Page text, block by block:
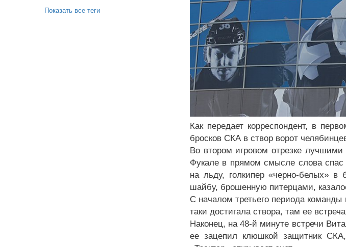
Показать все теги
Как передает корреспондент, в
бросков СКА в створ ворот
Во втором игровом отрезке
Фукале в прямом смысле слова
на льду, голкипер «черно-белых»
шайбу, брошенную питерцами,
С началом третьего периода
таки достигала створа, там ее
Наконец, на 48-й минуте встречи
ее зацепил клюшкой защитник